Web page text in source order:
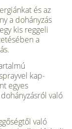
és az
a dohányzás
kis reggeli
a
kap­
egyes
való
való